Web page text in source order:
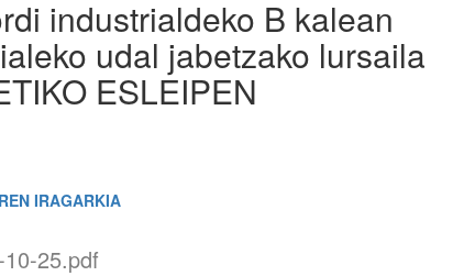
industrialdeko B kalean
udal jabetzako lursaila
ESLEIPEN
IRAGARKIA
25.pdf